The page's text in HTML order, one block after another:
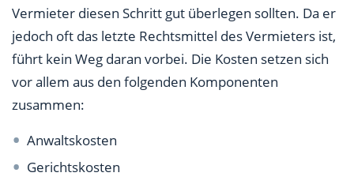
Vermieter diesen Schritt gut überlegen sollten. Da er
jedoch oft das letzte Rechtsmittel des Vermieters ist,
führt kein Weg daran vorbei. Die Kosten setzen sich
vor allem aus den folgenden Komponenten
zusammen:
Anwaltskosten
Gerichtskosten